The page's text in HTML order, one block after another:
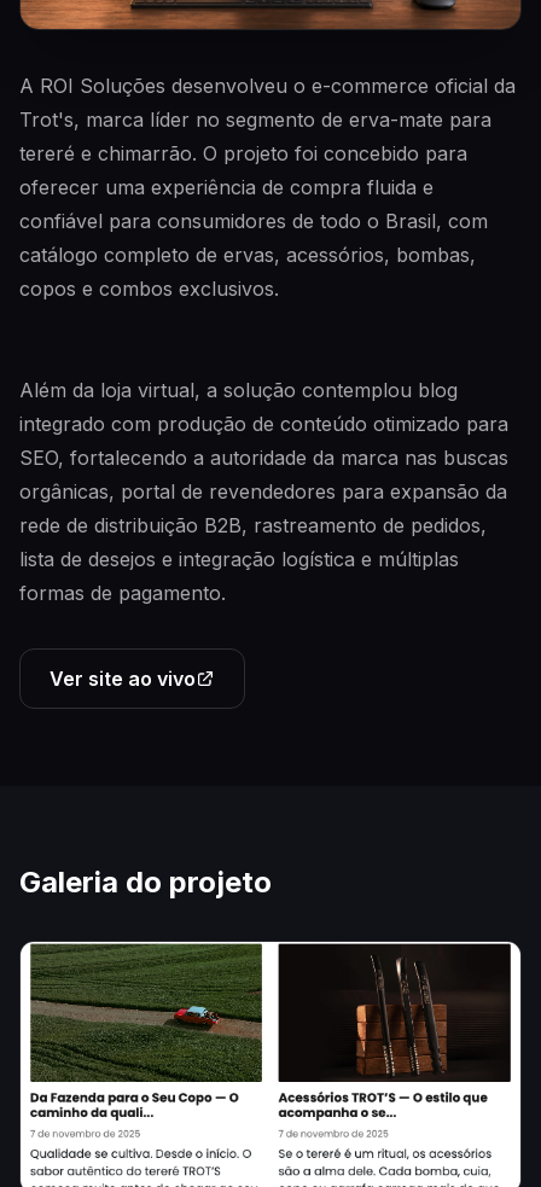
A ROI Soluções desenvolveu o e-commerce oficial da
Trot's, marca líder no segmento de erva-mate para
tereré e chimarrão. O projeto foi concebido para
oferecer uma experiência de compra fluida e
confiável para consumidores de todo o Brasil, com
catálogo completo de ervas, acessórios, bombas,
copos e combos exclusivos.
Além da loja virtual, a solução contemplou blog
integrado com produção de conteúdo otimizado para
SEO, fortalecendo a autoridade da marca nas buscas
orgânicas, portal de revendedores para expansão da
rede de distribuição B2B, rastreamento de pedidos,
lista de desejos e integração logística e múltiplas
formas de pagamento.
Ver site ao vivo
Galeria do projeto